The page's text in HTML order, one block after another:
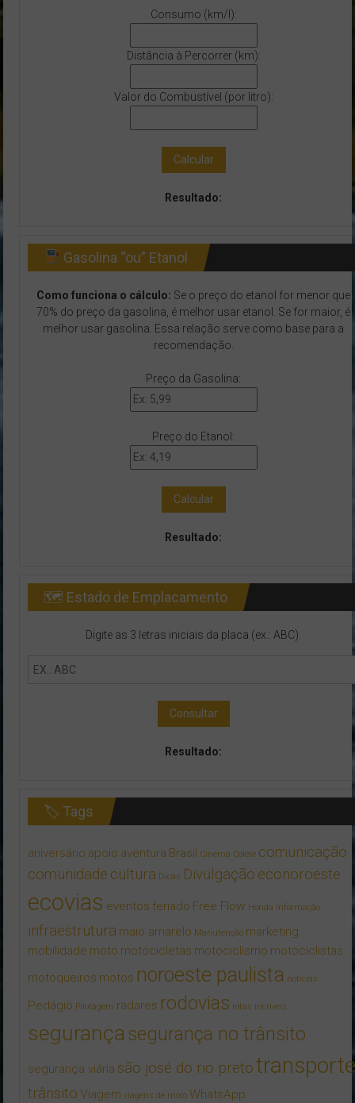
Consumo (km/l):
Distância à Percorrer (km):
Valor do Combustível (por litro):
Calcular
Resultado:
Gasolina “ou” Etanol
Como funciona o cálculo: Se o preço do etanol for menor que
70% do preço da gasolina, é melhor usar etanol. Se for maior, é
melhor usar gasolina. Essa relação serve como base para a
recomendação.
Preço da Gasolina:
Preço do Etanol:
Calcular
Resultado:
🗺 Estado de Emplacamento
Digite as 3 letras iniciais da placa (ex.: ABC):
Consultar
Resultado:
🏷 Tags
aniversário apoio aventura Brasil Cinema Colete comunicação
comunidade cultura Dicas Divulgação econoroeste
ecovias eventos feriado Free Flow Honda informação
infraestrutura maio amarelo Manutenção marketing
mobilidade moto motocicletas motociclismo motociclistas
motoqueiros motos noroeste paulista notícias
Pedágio Pilotagem radares rodovias rotas incríveis
segurança segurança no trânsito
segurança viária são josé do rio preto
trânsito Viagem viagens de moto WhatsApp